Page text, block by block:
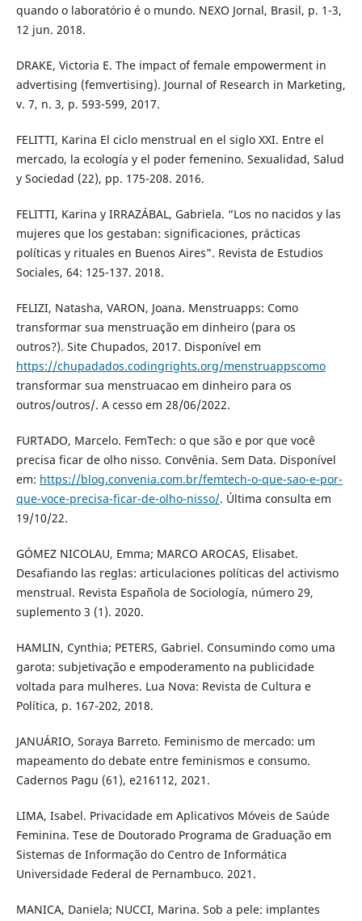
quando o laboratório é o mundo. NEXO Jornal, Brasil, p. 1-3,
12 jun. 2018.
DRAKE, Victoria E. The impact of female empowerment in
advertising (femvertising). Journal of Research in Marketing,
v. 7, n. 3, p. 593-599, 2017.
FELITTI, Karina El ciclo menstrual en el siglo XXI. Entre el
mercado, la ecología y el poder femenino. Sexualidad, Salud
y Sociedad (22), pp. 175-208. 2016.
FELITTI, Karina y IRRAZÁBAL, Gabriela. “Los no nacidos y las
mujeres que los gestaban: significaciones, prácticas
políticas y rituales en Buenos Aires”. Revista de Estudios
Sociales, 64: 125-137. 2018.
FELIZI, Natasha, VARON, Joana. Menstruapps: Como
transformar sua menstruação em dinheiro (para os
outros?). Site Chupados, 2017. Disponível em
https://chupadados.codingrights.org/menstruappscomo
transformar sua menstruacao em dinheiro para os
outros/outros/. A cesso em 28/06/2022.
FURTADO, Marcelo. FemTech: o que são e por que você
precisa ficar de olho nisso. Convênia. Sem Data. Disponível
em: https://blog.convenia.com.br/femtech-o-que-sao-e-por-
que-voce-precisa-ficar-de-olho-nisso/. Última consulta em
19/10/22.
GÓMEZ NICOLAU, Emma; MARCO AROCAS, Elisabet.
Desafiando las reglas: articulaciones políticas del activismo
menstrual. Revista Española de Sociología, número 29,
suplemento 3 (1). 2020.
HAMLIN, Cynthia; PETERS, Gabriel. Consumindo como uma
garota: subjetivação e empoderamento na publicidade
voltada para mulheres. Lua Nova: Revista de Cultura e
Política, p. 167-202, 2018.
JANUÁRIO, Soraya Barreto. Feminismo de mercado: um
mapeamento do debate entre feminismos e consumo.
Cadernos Pagu (61), e216112, 2021.
LIMA, Isabel. Privacidade em Aplicativos Móveis de Saúde
Feminina. Tese de Doutorado Programa de Graduação em
Sistemas de Informação do Centro de Informática
Universidade Federal de Pernambuco. 2021.
MANICA, Daniela; NUCCI, Marina. Sob a pele: implantes